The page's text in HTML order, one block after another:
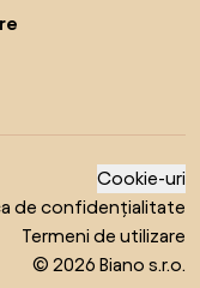
Cookie-uri
de confidențialitate
Termeni de utilizare
© 2026 Biano s.r.o.